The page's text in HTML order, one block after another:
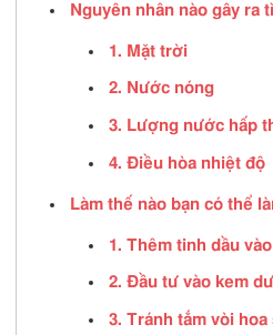
Nguyên nhân nào gây ra
1. Mặt trời
2. Nước nóng
3. Lượng nước hấp
4. Điều hòa nhiệt độ
Làm thế nào bạn có thể
1. Thêm tinh dầu
2. Đầu tư vào kem
3. Tránh tắm vòi